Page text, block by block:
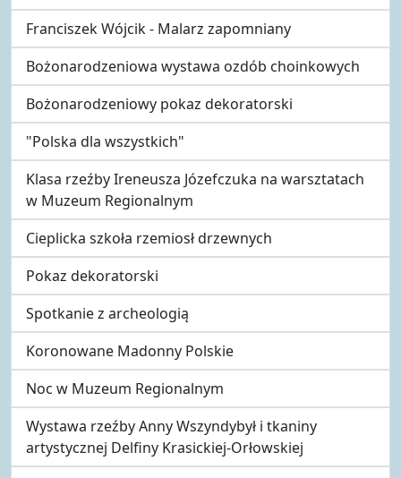
Franciszek Wójcik - Malarz zapomniany
Bożonarodzeniowa wystawa ozdób choinkowych
Bożonarodzeniowy pokaz dekoratorski
"Polska dla wszystkich"
Klasa rzeźby Ireneusza Józefczuka na warsztatach
w Muzeum Regionalnym
Cieplicka szkoła rzemiosł drzewnych
Pokaz dekoratorski
Spotkanie z archeologią
Koronowane Madonny Polskie
Noc w Muzeum Regionalnym
Wystawa rzeźby Anny Wszyndybył i tkaniny
artystycznej Delfiny Krasickiej-Orłowskiej